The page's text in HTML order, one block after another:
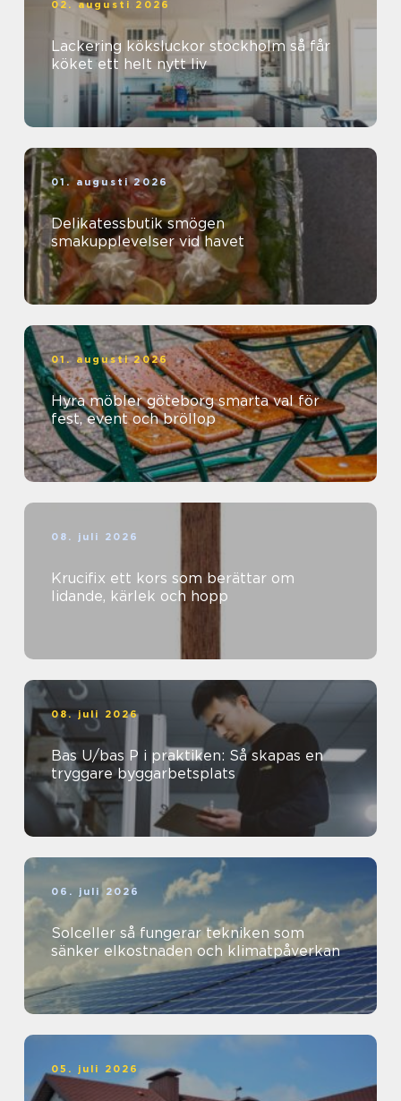
02. augusti 2026
Lackering köksluckor stockholm så får
köket ett helt nytt liv
01. augusti 2026
Delikatessbutik smögen
smakupplevelser vid havet
01. augusti 2026
Hyra möbler göteborg smarta val för
fest, event och bröllop
08. juli 2026
Krucifix ett kors som berättar om
lidande, kärlek och hopp
08. juli 2026
Bas U/bas P i praktiken: Så skapas en
tryggare byggarbetsplats
06. juli 2026
Solceller så fungerar tekniken som
sänker elkostnaden och klimatpåverkan
05. juli 2026